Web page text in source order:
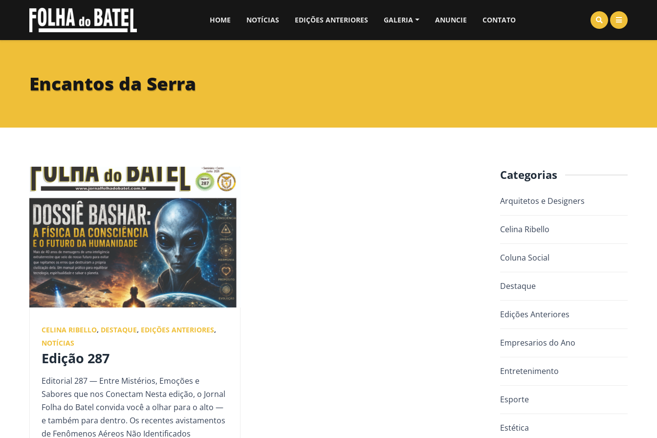
HOME NOTÍCIAS EDIÇÕES ANTERIORES GALERIA ANUNCIE CONTATO
Encantos da Serra
CELINA RIBELLO, DESTAQUE, EDIÇÕES ANTERIORES,
NOTÍCIAS
Edição 287
Editorial 287 — Entre Mistérios, Emoções e
Sabores que nos Conectam Nesta edição, o Jornal
Folha do Batel convida você a olhar para o alto —
e também para dentro. Os recentes avistamentos
de Fenômenos Aéreos Não Identificados
Categorias
Arquitetos e Designers
Celina Ribello
Coluna Social
Destaque
Edições Anteriores
Empresarios do Ano
Entretenimento
Esporte
Estética